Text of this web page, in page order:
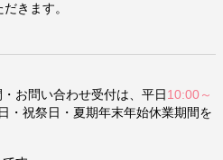
きます。
お問い合わせ受付は、平日 10:00～
・祝祭日・夏期年末年始休業期間を